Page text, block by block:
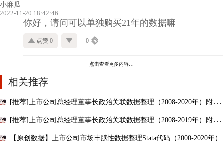
小麻瓜
2022-11-20 18:42:46
你好，请问可以单独购买21年的数据嘛
点赞 0 0
点击查看更多内容…
相关推荐
[推荐]上市公司总经理董事长政治关联数据整理（2008-2020年）附Sta
[推荐]上市公司总经理董事长政治关联数据整理（2008-2019年）附Sta
【原创数据】上市公司市场丰腴性数据整理Stata代码（2000-2020年）